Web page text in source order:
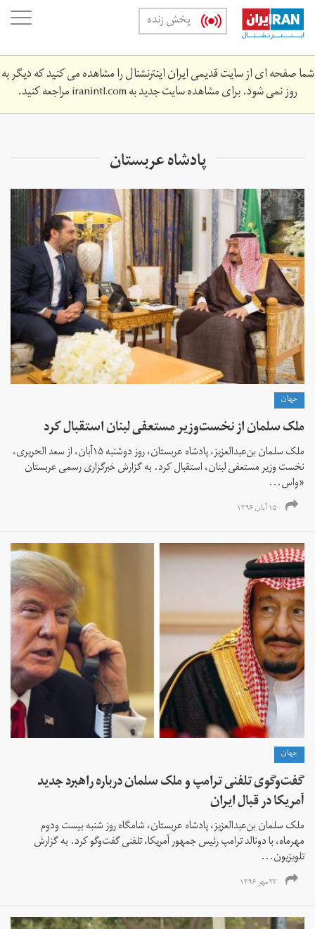
Skip
main
content
پخش زنده
شما صفحه ای از سایت قدیمی ایران اینترنشنال را مشاهده می کنید که دیگر به
روز نمی شود. برای مشاهده سایت جدید بهiranintl.comمراجعه کنید.
پادشاه عربستان
جهان
ملک سلمان از نخست‌وزیر مستعفی لبنان استقبال کرد
ملک سلمان بن‌عبدالعزیز، پادشاه عربستان، روز دوشنبه ۱۵آبان‌، از سعد الحریری،
نخست وزیر مستعفی لبنان، استقبال کرد. به گزارش خبرگزاری رسمی عربستان
«واس...
۱۵ آبان ۱۳۹۶
جهان
گفت‌وگوی تلفنی ترامپ و ملک سلمان درباره راهبرد جدید
آمریکا در قبال ایران
ملک سلمان بن‌عبدالعزیز، پادشاه عربستان، شامگاه روز شنبه بیست ودوم
مهرماه، با دونالد ترامپ رئیس جمهور آمریکا، تلفنی گفت‌وگو کرد. به گزارش
تلویزیون...
۲۳ مهر ۱۳۹۶